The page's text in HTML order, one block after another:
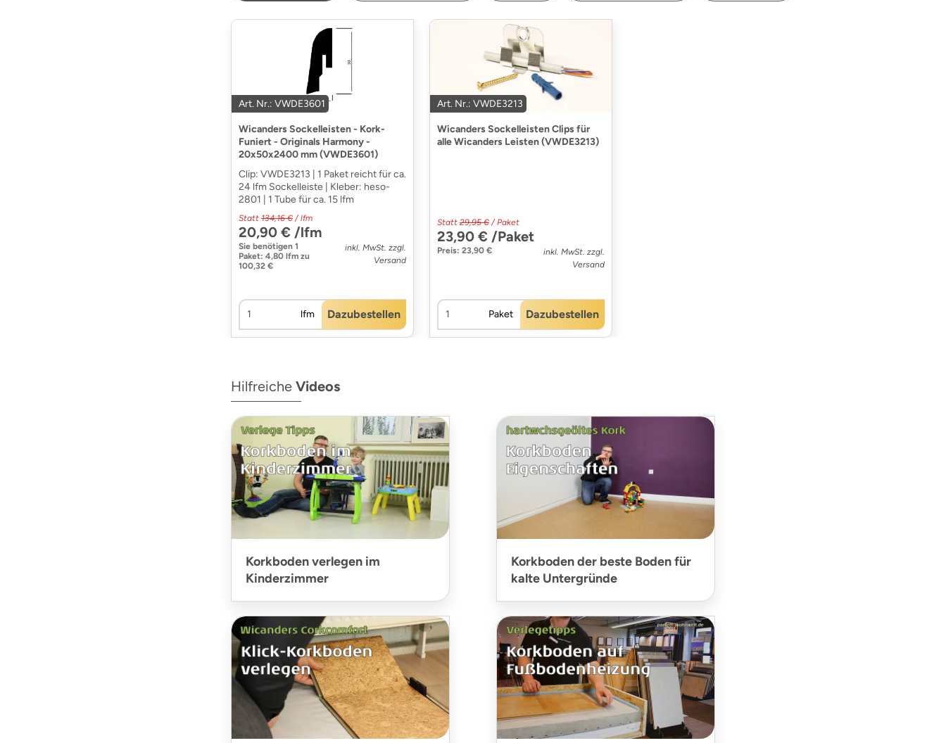
Art. Nr.: VWDE3601
Wicanders Sockelleisten - Kork-
Funiert - Originals Harmony -
20x50x2400 mm (VWDE3601)
Clip: VWDE3213 | 1 Paket reicht für ca.
24 lfm Sockelleiste | Kleber: heso-
2801 | 1 Tube für ca. 15 lfm
Statt 134,16 € / lfm
20,90 € /lfm
Sie benötigen 1
Paket: 4,80 lfm zu
100,32 €
inkl. MwSt. zzgl.
Versand
lfm Dazubestellen
Art. Nr.: VWDE3213
Wicanders Sockelleisten Clips für
alle Wicanders Leisten (VWDE3213)
Statt 29,95 € / Paket
23,90 € /Paket
Preis: 23,90 €
inkl. MwSt. zzgl.
Versand
Paket Dazubestellen
Hilfreiche Videos
Korkboden verlegen im
Kinderzimmer
Korkboden der beste Boden für
kalte Untergründe